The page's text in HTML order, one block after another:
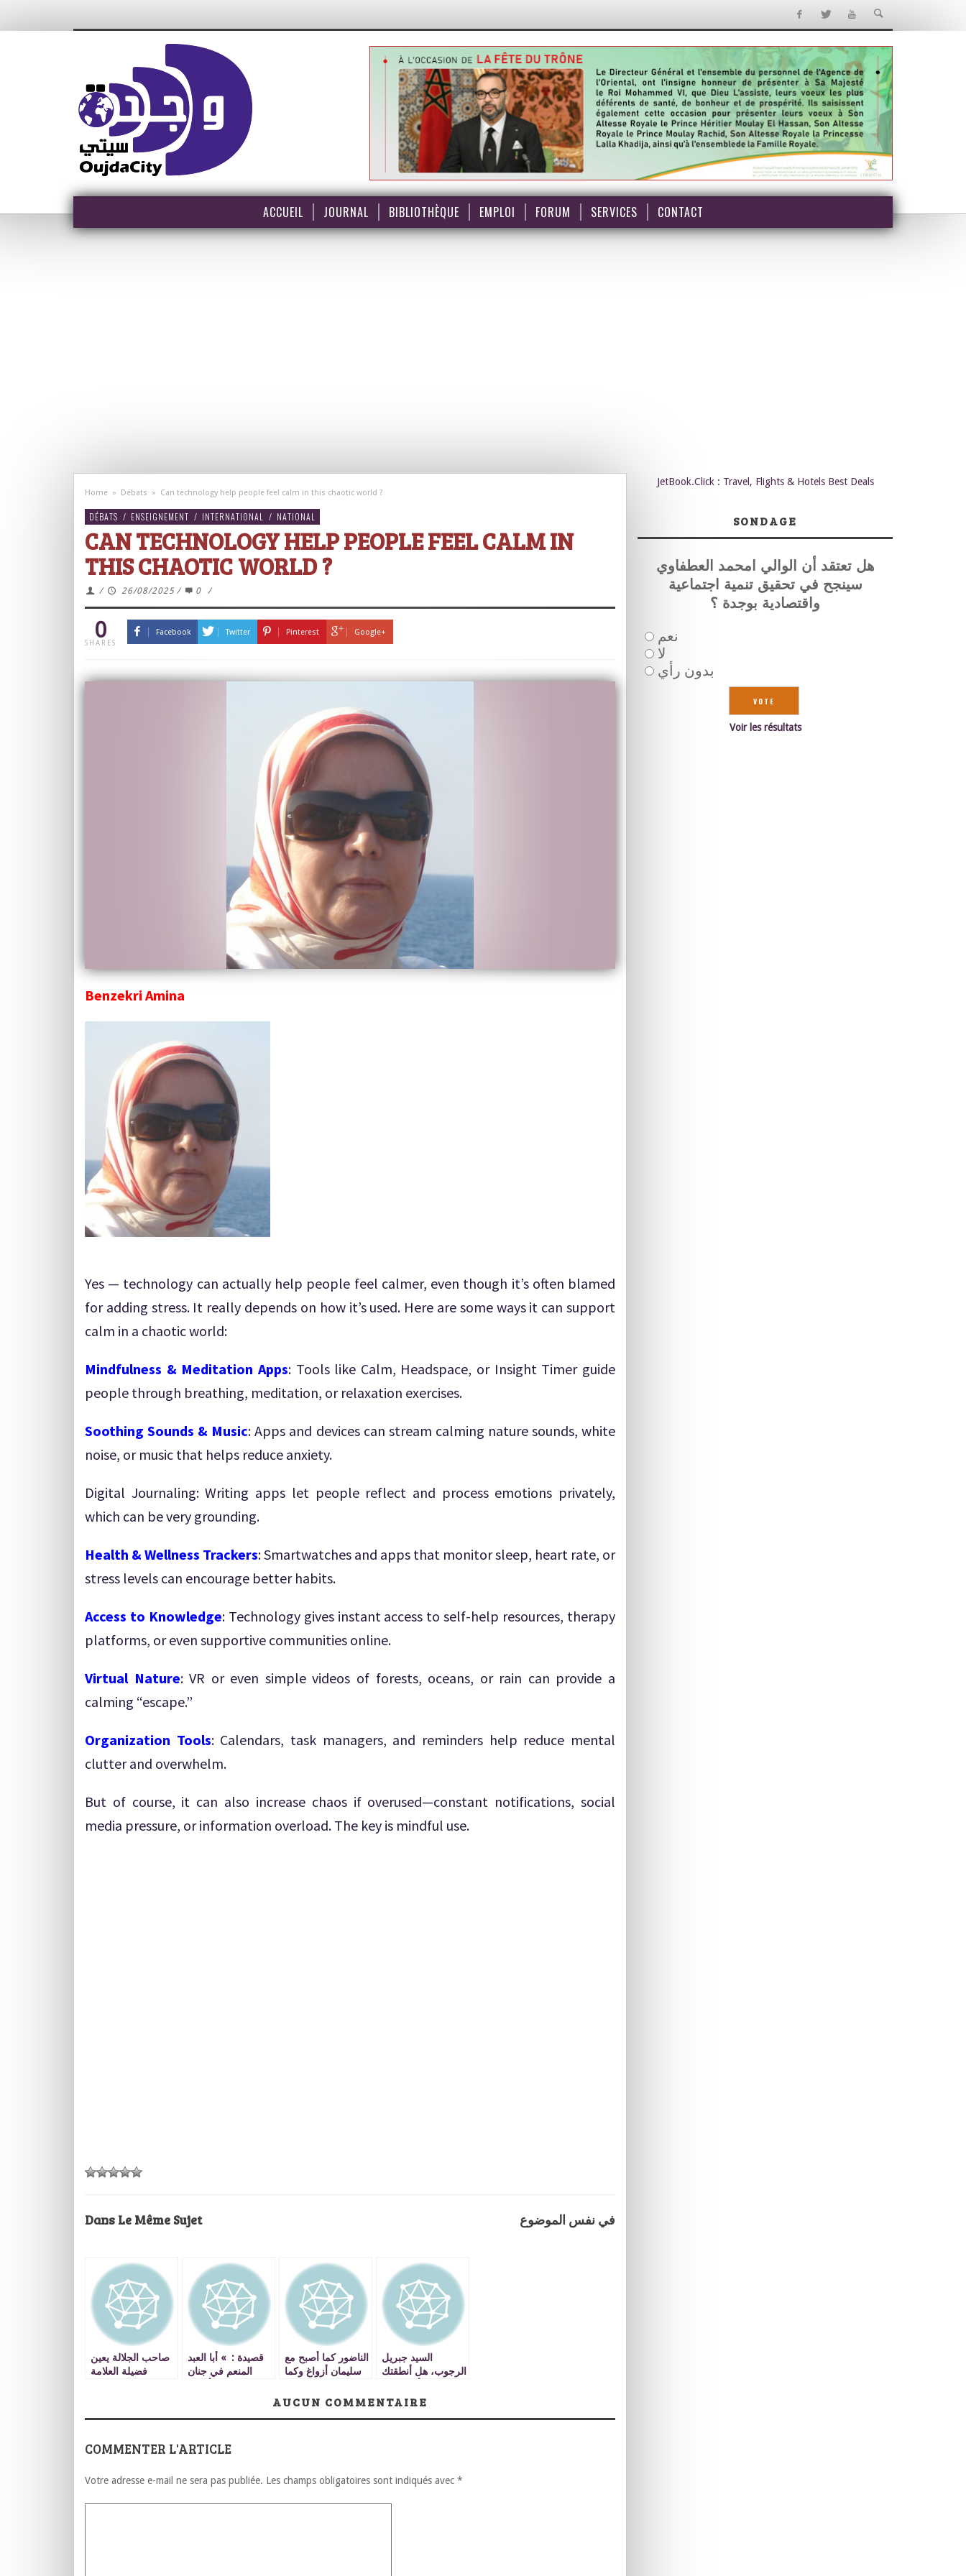
ACCUEIL JOURNAL BIBLIOTHÈQUE EMPLOI FORUM SERVICES CONTACT
Home » Débats » Can technology help people feel calm in this chaotic world ?
DÉBATS / ENSEIGNEMENT / INTERNATIONAL / NATIONAL
CAN TECHNOLOGY HELP PEOPLE FEEL CALM IN
THIS CHAOTIC WORLD ?
/ 26/08/2025 / 0 /
0
SHARES
Facebook Twitter Pinterest Google+
Benzekri Amina
Yes — technology can actually help people feel calmer, even though it’s often blamed
for adding stress. It really depends on how it’s used. Here are some ways it can support
calm in a chaotic world:
Mindfulness & Meditation Apps: Tools like Calm, Headspace, or Insight Timer guide
people through breathing, meditation, or relaxation exercises.
Soothing Sounds & Music: Apps and devices can stream calming nature sounds, white
noise, or music that helps reduce anxiety.
Digital Journaling: Writing apps let people reflect and process emotions privately,
which can be very grounding.
Health & Wellness Trackers: Smartwatches and apps that monitor sleep, heart rate, or
stress levels can encourage better habits.
Access to Knowledge: Technology gives instant access to self-help resources, therapy
platforms, or even supportive communities online.
Virtual Nature: VR or even simple videos of forests, oceans, or rain can provide a
calming “escape.”
Organization Tools: Calendars, task managers, and reminders help reduce mental
clutter and overwhelm.
But of course, it can also increase chaos if overused—constant notifications, social
media pressure, or information overload. The key is mindful use.
Dans Le Même Sujet في نفس الموضوع
صاحب الجلالة يعين
فضيلة العلامة
قصيدة : » أبا العبد
المنعم في جنان
الناضور كما أصبح مع
سليمان أزواغ وكما
السيد جبريل
الرجوب، هل أنطقتك
تفكيرك أم بريق
AUCUN COMMENTAIRE
COMMENTER L'ARTICLE
Votre adresse e-mail ne sera pas publiée. Les champs obligatoires sont indiqués avec *
JetBook.Click : Travel, Flights & Hotels Best Deals
SONDAGE
هل تعتقد أن الوالي امحمد العطفاوي
سينجح في تحقيق تنمية اجتماعية
واقتصادية بوجدة ؟
نعم
لا
بدون رأي
Voir les résultats